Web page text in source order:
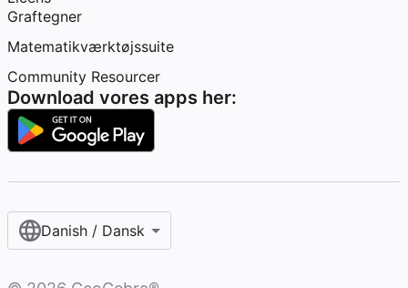
Graftegner
Matematikværktøjssuite
Community Resourcer
Download vores apps her:
Danish / Dansk‎